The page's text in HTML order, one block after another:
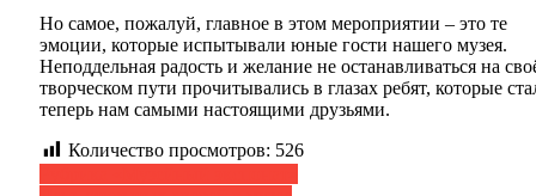
Но самое, пожалуй, главное в этом мероприятии – это те
эмоции, которые испытывали юные гости нашего музея.
Неподдельная радость и желание не останавливаться на
творческом пути прочитывались в глазах ребят, которые
теперь нам самыми настоящими друзьями.
Количество просмотров: 526
Навигация